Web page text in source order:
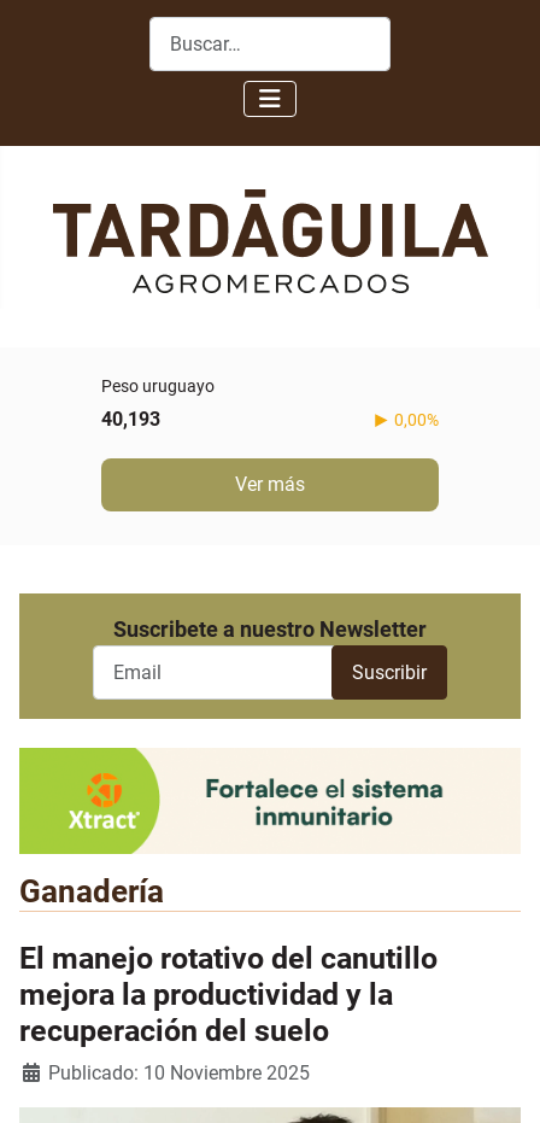
Buscar
Peso uruguayo
40,193 0,00%
Ver más
Suscribete a nuestro Newsletter
Ganadería
El manejo rotativo del canutillo
mejora la productividad y la
recuperación del suelo
Detalles
Publicado: 10 Noviembre 2025